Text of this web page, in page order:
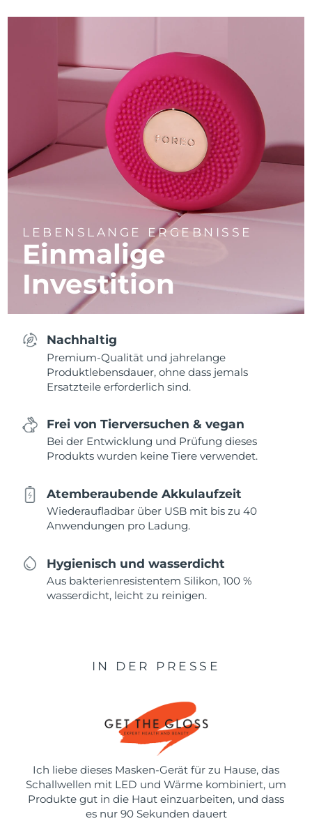
LEBENSLANGE ERGEBNISSE
Einmalige
Investition
Nachhaltig
Premium-Qualität und jahrelange
Produktlebensdauer, ohne dass jemals
Ersatzteile erforderlich sind.
Frei von Tierversuchen & vegan
Bei der Entwicklung und Prüfung dieses
Produkts wurden keine Tiere verwendet.
Atemberaubende Akkulaufzeit
Wiederaufladbar über USB mit bis zu 40
Anwendungen pro Ladung.
Hygienisch und wasserdicht
Aus bakterienresistentem Silikon, 100 %
wasserdicht, leicht zu reinigen.
IN DER PRESSE
Ich liebe dieses Masken-Gerät für zu Hause, das
Schallwellen mit LED und Wärme kombiniert, um
Produkte gut in die Haut einzuarbeiten, und dass
es nur 90 Sekunden dauert